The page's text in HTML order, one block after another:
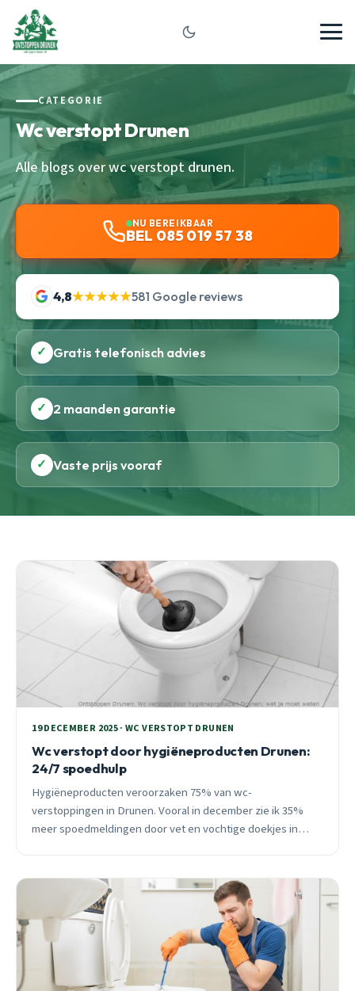
CATEGORIE
Wc verstopt Drunen
Alle blogs over wc verstopt drunen.
NU BEREIKBAAR
BEL 085 019 57 38
4,8★★★★★581 Google reviews
✓ Gratis telefonisch advies
✓ 2 maanden garantie
✓ Vaste prijs vooraf
19 DECEMBER 2025 · WC VERSTOPT DRUNEN
Wc verstopt door hygiëneproducten Drunen:
24/7 spoedhulp
Hygiëneproducten veroorzaken 75% van wc-
verstoppingen in Drunen. Vooral in december zie ik 35%
meer spoedmeldingen door vet en vochtige doekjes in